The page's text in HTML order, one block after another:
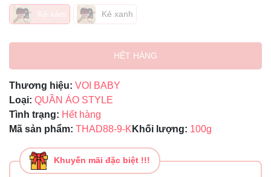
Kẻ xám
Kẻ xanh
HẾT HÀNG
Thương hiệu: VOI BABY
Loại: QUẦN ÁO STYLE
Tình trạng: Hết hàng
Mã sản phẩm: THAD88-9-K Khối lượng: 100g
Khuyến mãi đặc biệt !!!